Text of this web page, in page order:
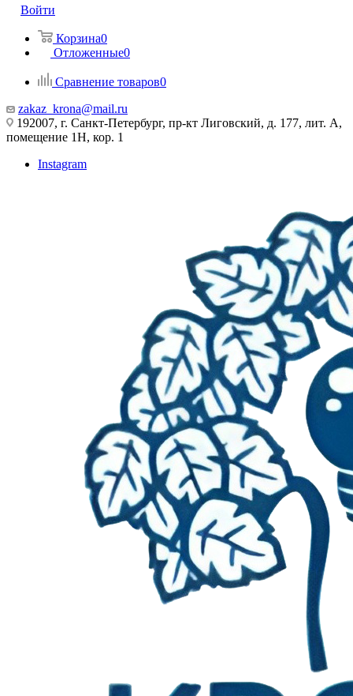
Войти
Корзина0
Отложенные0
Сравнение товаров0
zakaz_krona@mail.ru
192007, г. Санкт-Петербург, пр-кт Лиговский, д. 177, лит. А,
помещение 1Н, кор. 1
Instagram